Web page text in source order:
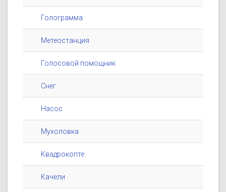
Голограмма
Метеостанция
Голосовой помощник
Снег
Насос
Мухоловка
Квадрокопте
Качели